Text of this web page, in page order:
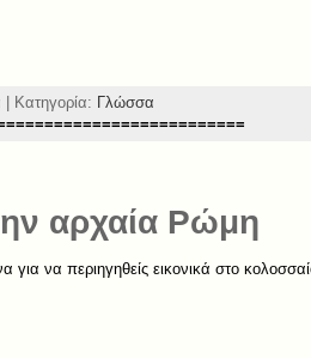
| Κατηγορία: Γλώσσα
αρχαία Ρώμη
για να περιηγηθείς εικονικά στο